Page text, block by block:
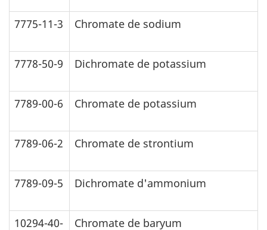
7775-11-3 Chromate de sodium
7778-50-9 Dichromate de potassium
7789-00-6 Chromate de potassium
7789-06-2 Chromate de strontium
7789-09-5 Dichromate d'ammonium
10294-40-
Chromate de baryum